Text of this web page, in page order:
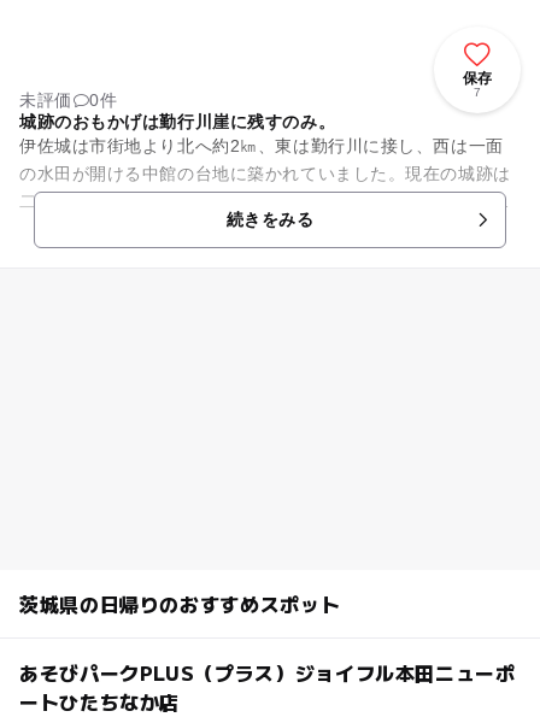
保存
7
未評価
0件
城跡のおもかげは勤行川崖に残すのみ。
伊佐城は市街地より北へ約2㎞、東は勤行川に接し、西は一面
の水田が開ける中館の台地に築かれていました。現在の城跡は
二の丸跡といわれ、観音寺境内になっています。城跡のおもか
げは勤行川崖に残すのみで勤...続きをみる
茨城県の日帰りのおすすめスポット
あそびパークPLUS（プラス）ジョイフル本田ニューポ
ートひたちなか店